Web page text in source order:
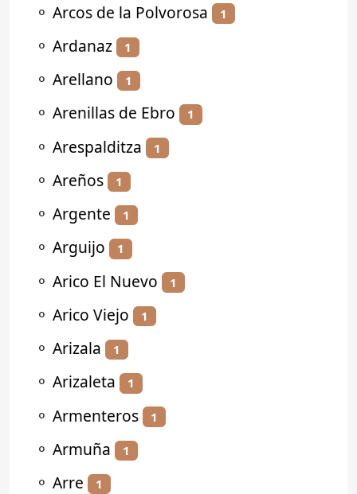
⚬ Arcos de la Polvorosa 1
⚬ Ardanaz 1
⚬ Arellano 1
⚬ Arenillas de Ebro 1
⚬ Arespalditza 1
⚬ Areños 1
⚬ Argente 1
⚬ Arguijo 1
⚬ Arico El Nuevo 1
⚬ Arico Viejo 1
⚬ Arizala 1
⚬ Arizaleta 1
⚬ Armenteros 1
⚬ Armuña 1
⚬ Arre 1